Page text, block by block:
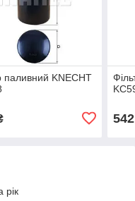
паливний KNECHT
542
рік